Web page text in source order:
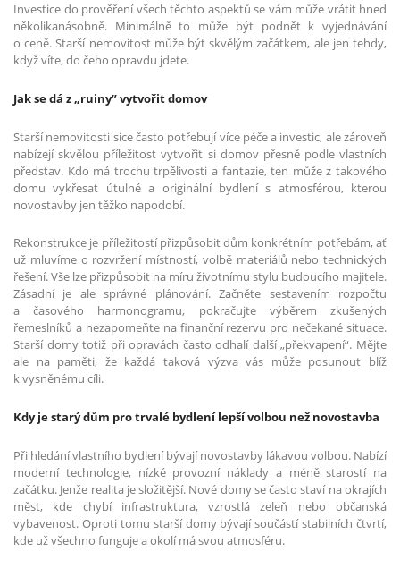
Investice do prověření všech těchto aspektů se vám může vrátit hned
několikanásobně. Minimálně to může být podnět k vyjednávání
o ceně. Starší nemovitost může být skvělým začátkem, ale jen tehdy,
když víte, do čeho opravdu jdete.
Jak se dá z „ruiny” vytvořit domov
Starší nemovitosti sice často potřebují více péče a investic, ale zároveň
nabízejí skvělou příležitost vytvořit si domov přesně podle vlastních
představ. Kdo má trochu trpělivosti a fantazie, ten může z takového
domu vykřesat útulné a originální bydlení s atmosférou, kterou
novostavby jen těžko napodobí.
Rekonstrukce je příležitostí přizpůsobit dům konkrétním potřebám, ať
už mluvíme o rozvržení místností, volbě materiálů nebo technických
řešení. Vše lze přizpůsobit na míru životnímu stylu budoucího majitele.
Zásadní je ale správné plánování. Začněte sestavením rozpočtu
a časového harmonogramu, pokračujte výběrem zkušených
řemeslníků a nezapomeňte na finanční rezervu pro nečekané situace.
Starší domy totiž při opravách často odhalí další „překvapení“. Mějte
ale na paměti, že každá taková výzva vás může posunout blíž
k vysněnému cíli.
Kdy je starý dům pro trvalé bydlení lepší volbou než novostavba
Při hledání vlastního bydlení bývají novostavby lákavou volbou. Nabízí
moderní technologie, nízké provozní náklady a méně starostí na
začátku. Jenže realita je složitější. Nové domy se často staví na okrajích
měst, kde chybí infrastruktura, vzrostlá zeleň nebo občanská
vybavenost. Oproti tomu starší domy bývají součástí stabilních čtvrtí,
kde už všechno funguje a okolí má svou atmosféru.